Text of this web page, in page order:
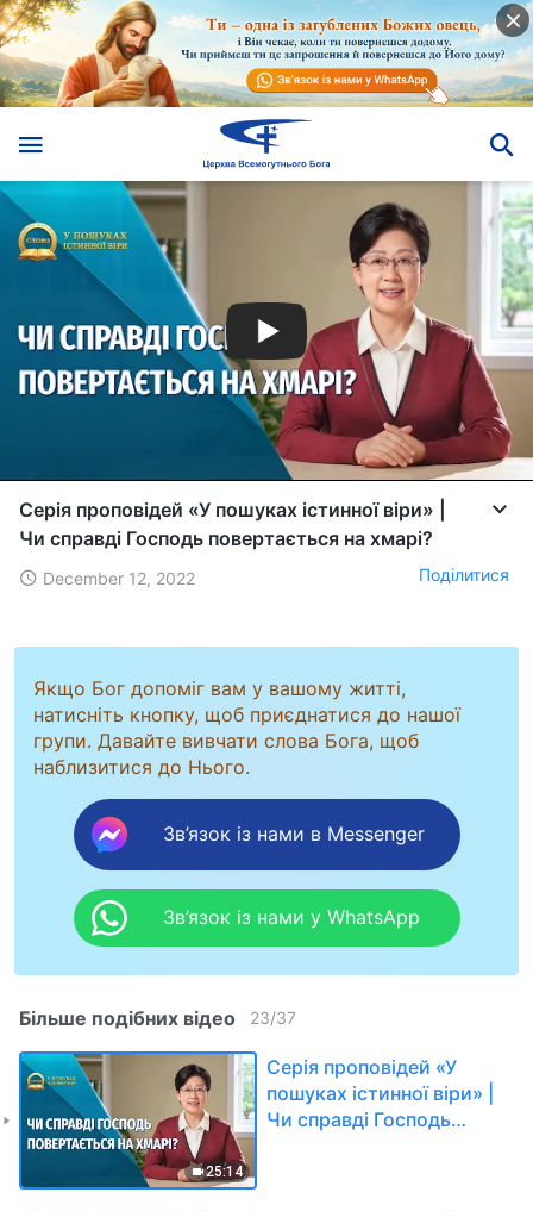
Серія проповідей «У пошуках істинної віри» |
Чи справді Господь повертається на хмарі?
December 12, 2022 Поділитися
Якщо Бог допоміг вам у вашому житті,
натисніть кнопку, щоб приєднатися до нашої
групи. Давайте вивчати слова Бога, щоб
наблизитися до Нього.
Зв’язок із нами в Messenger
Зв’язок із нами у WhatsApp
Більше подібних відео 23/37
25:14
Серія проповідей «У
пошуках істинної віри» |
Чи справді Господь